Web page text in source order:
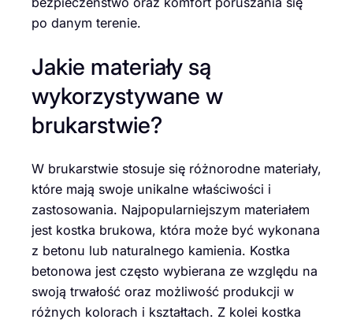
po danym terenie.
Jakie materiały są
wykorzystywane w
brukarstwie?
W brukarstwie stosuje się różnorodne materiały,
które mają swoje unikalne właściwości i
zastosowania. Najpopularniejszym materiałem
jest kostka brukowa, która może być wykonana
z betonu lub naturalnego kamienia. Kostka
betonowa jest często wybierana ze względu na
swoją trwałość oraz możliwość produkcji w
różnych kolorach i kształtach. Z kolei kostka